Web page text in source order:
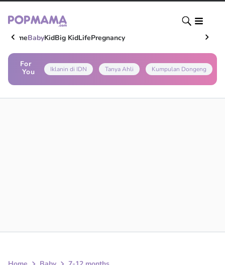
HomeBabyKidBig KidLifePregnancy
For
You
Iklanin di IDN Tanya Ahli Kumpulan Dongeng